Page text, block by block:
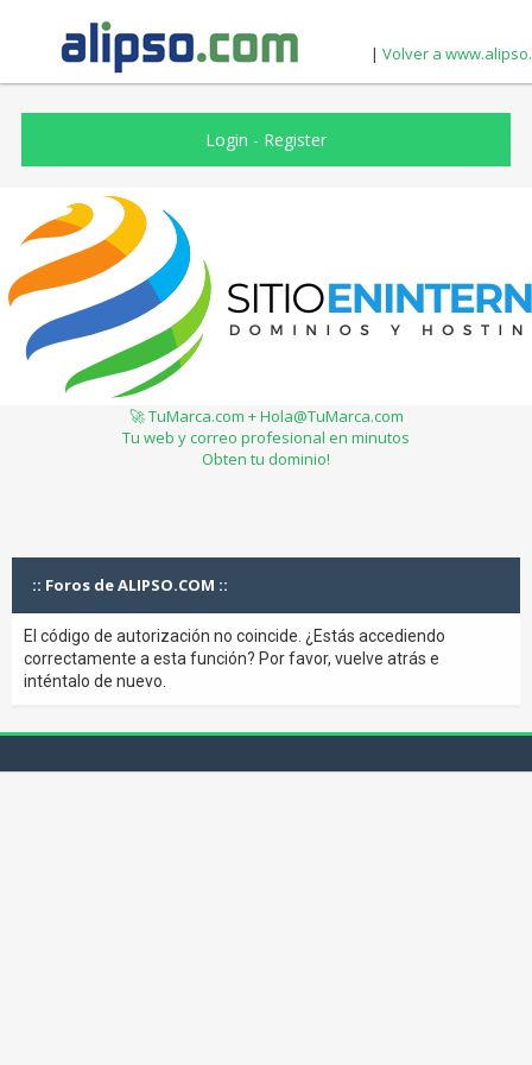
| Volver a
Login - Register
🚀 TuMarca.com + Hola@TuMarca.com
Tu web y correo profesional en minutos
Obten tu dominio!
:: Foros de ALIPSO.COM ::
El código de autorización no coincide. ¿Estás accediendo
correctamente a esta función? Por favor, vuelve atrás e
inténtalo de nuevo.